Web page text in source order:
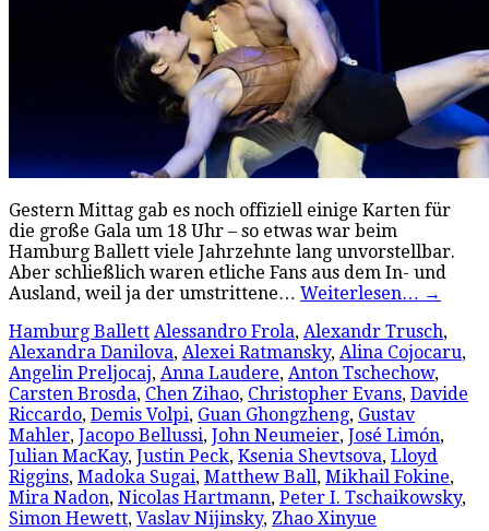
Gestern Mittag gab es noch offiziell einige Karten für
die große Gala um 18 Uhr – so etwas war beim
Hamburg Ballett viele Jahrzehnte lang unvorstellbar.
Aber schließlich waren etliche Fans aus dem In- und
Ausland, weil ja der umstrittene… Weiterlesen… →
Hamburg Ballett Alessandro Frola, Alexandr Trusch,
Alexandra Danilova, Alexei Ratmansky, Alina Cojocaru,
Angelin Preljocaj, Anna Laudere, Anton Tschechow,
Carsten Brosda, Chen Zihao, Christopher Evans, Davide
Riccardo, Demis Volpi, Guan Ghongzheng, Gustav
Mahler, Jacopo Bellussi, John Neumeier, José Limón,
Julian MacKay, Justin Peck, Ksenia Shevtsova, Lloyd
Riggins, Madoka Sugai, Matthew Ball, Mikhail Fokine,
Mira Nadon, Nicolas Hartmann, Peter I. Tschaikowsky,
Simon Hewett, Vaslav Nijinsky, Zhao Xinyue